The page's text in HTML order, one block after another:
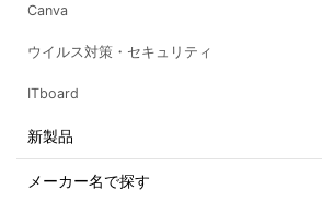
Canva
ウイルス対策・セキュリティ
ITboard
新製品
メーカー名で探す